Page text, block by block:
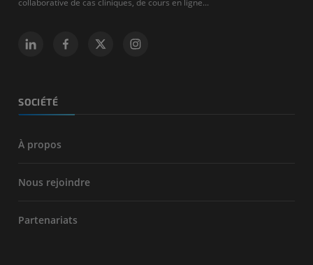
SOCIÉTÉ
À propos
Nous rejoindre
Partenariats